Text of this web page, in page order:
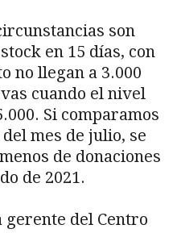
son
en 15 días, con
no llegan a 3.000
cuando el nivel
Si comparamos
mes de julio, se
de donaciones
de 2021.
del Centro